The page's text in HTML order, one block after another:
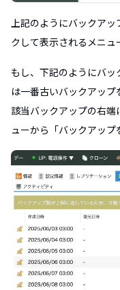
上記のようにバックア
クして表示されるメニュ
もし、下記のようにバ
は一番古いバックアッ
該当バックアップの右
ューから「バックアップ